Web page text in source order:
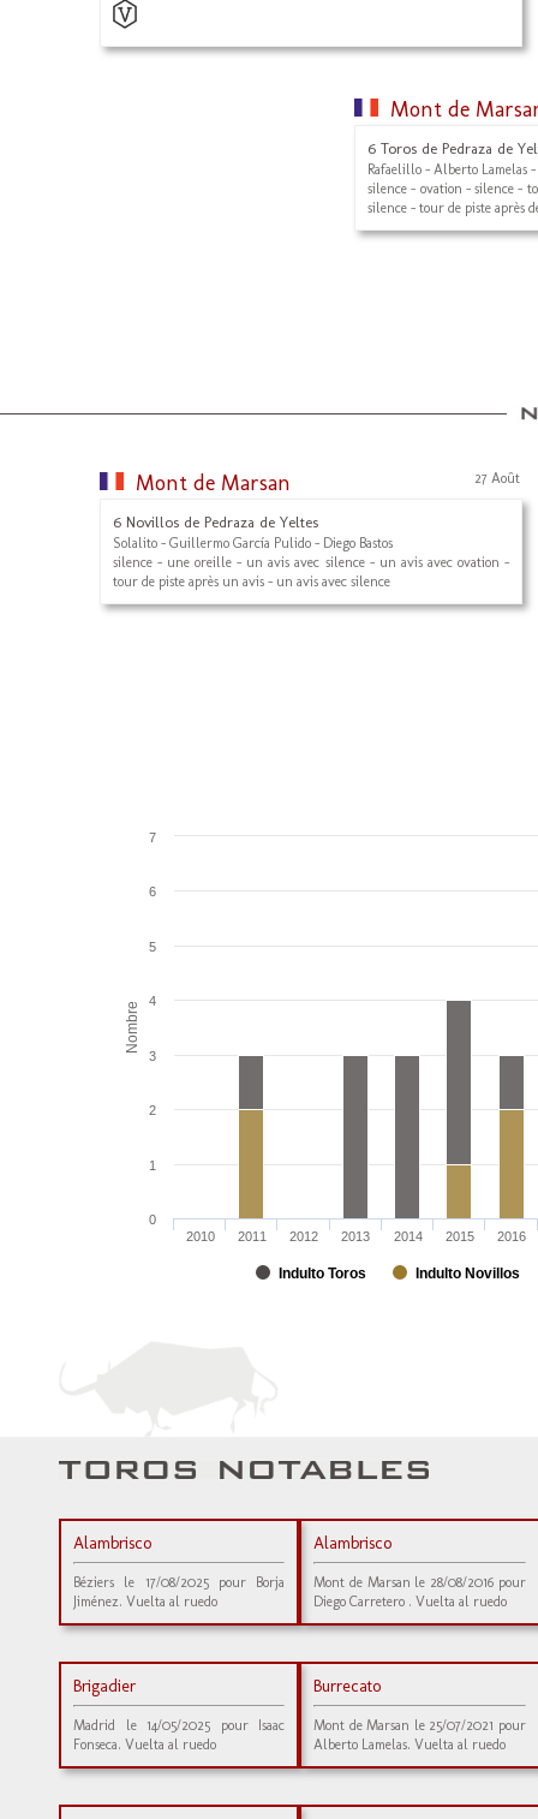
Mont de
6 Toros de Pedraza de
Rafaelillo - Alberto Lamelas
silence - ovation - silence -
silence - tour de piste après
Mont de Marsan 27 Août
6 Novillos de Pedraza de Yeltes
Solalito - Guillermo García Pulido - Diego Bastos
silence - une oreille - un avis avec silence - un avis avec ovation -
tour de piste après un avis - un avis avec silence
Nombre
Indulto Toros Indulto Novillos
2010 2011 2012 2013 2014 2015 2016
0
1
2
3
4
5
6
7
Alambrisco
Béziers le 17/08/2025 pour Borja
Jiménez. Vuelta al ruedo
Alambrisco
Mont de Marsan le 28/08/2016 pour
Diego Carretero . Vuelta al ruedo
Brigadier
Madrid le 14/05/2025 pour Isaac
Fonseca. Vuelta al ruedo
Burrecato
Mont de Marsan le 25/07/2021 pour
Alberto Lamelas. Vuelta al ruedo